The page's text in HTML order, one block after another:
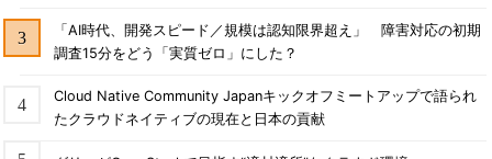
「AI時代、開発スピード／規模は認知限界超え」 障害対応の初期
調査15分をどう「実質ゼロ」にした？
Cloud Native Community Japanキックオフミートアップで語られ
たクラウドネイティブの現在と日本の貢献